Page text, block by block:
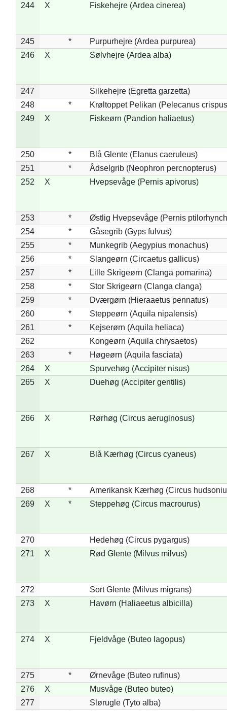
244 X Fiskehejre (Ardea cinerea)
245 *
Purpurhejre (Ardea purpurea)
246
X Sølvhejre (Ardea alba)
247
Silkehejre (Egretta garzetta)
248
*
Krøltoppet Pelikan (Pelecanus
249
X Fiskeørn (Pandion haliaetus)
250 *
Blå Glente (Elanus caeruleus)
251
*
Ådselgrib (Neophron percnopterus)
252
X Hvepsevåge (Pernis apivorus)
253 *
Østlig Hvepsevåge (Pernis
254
*
Gåsegrib (Gyps fulvus)
255
*
Munkegrib (Aegypius monachus)
256
*
Slangeørn (Circaetus gallicus)
257
*
Lille Skrigeørn (Clanga pomarina)
258
*
Stor Skrigeørn (Clanga clanga)
259
*
Dværgørn (Hieraaetus pennatus)
260
*
Steppeørn (Aquila nipalensis)
261
*
Kejserørn (Aquila heliaca)
262
Kongeørn (Aquila chrysaetos)
263
*
Høgeørn (Aquila fasciata)
264
X
Spurvehøg (Accipiter nisus)
265
X Duehøg (Accipiter gentilis)
266 X Rørhøg (Circus aeruginosus)
267 X Blå Kærhøg (Circus cyaneus)
268 *
Amerikansk Kærhøg (Circus
269
X * Steppehøg (Circus macrourus)
270
Hedehøg (Circus pygargus)
271
X Rød Glente (Milvus milvus)
272
Sort Glente (Milvus migrans)
273
X Havørn (Haliaeetus albicilla)
274 X Fjeldvåge (Buteo lagopus)
275 *
Ørnevåge (Buteo rufinus)
276
X
Musvåge (Buteo buteo)
277
Slørugle (Tyto alba)